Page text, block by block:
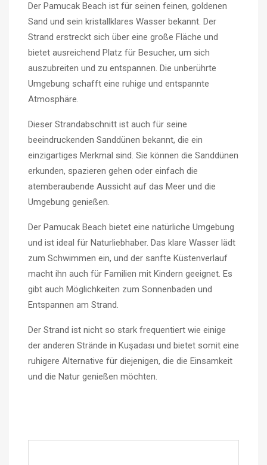
Der Pamucak Beach ist für seinen feinen, goldenen
Sand und sein kristallklares Wasser bekannt. Der
Strand erstreckt sich über eine große Fläche und
bietet ausreichend Platz für Besucher, um sich
auszubreiten und zu entspannen. Die unberührte
Umgebung schafft eine ruhige und entspannte
Atmosphäre.
Dieser Strandabschnitt ist auch für seine
beeindruckenden Sanddünen bekannt, die ein
einzigartiges Merkmal sind. Sie können die Sanddünen
erkunden, spazieren gehen oder einfach die
atemberaubende Aussicht auf das Meer und die
Umgebung genießen.
Der Pamucak Beach bietet eine natürliche Umgebung
und ist ideal für Naturliebhaber. Das klare Wasser lädt
zum Schwimmen ein, und der sanfte Küstenverlauf
macht ihn auch für Familien mit Kindern geeignet. Es
gibt auch Möglichkeiten zum Sonnenbaden und
Entspannen am Strand.
Der Strand ist nicht so stark frequentiert wie einige
der anderen Strände in Kuşadası und bietet somit eine
ruhigere Alternative für diejenigen, die die Einsamkeit
und die Natur genießen möchten.